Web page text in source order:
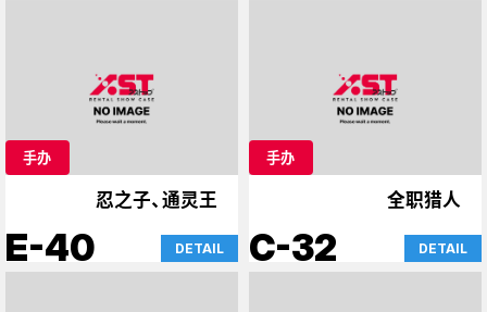
手办
忍之子、通灵王
E-40 DETAIL
手办
全职猎人
C-32 DETAIL